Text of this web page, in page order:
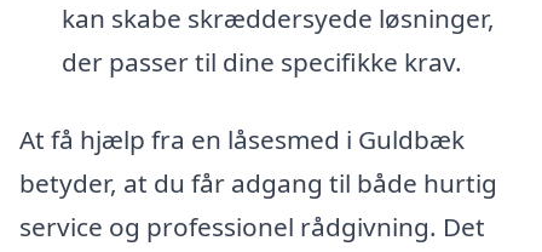
kan skabe skræddersyede løsninger,
der passer til dine specifikke krav.
At få hjælp fra en låsesmed i Guldbæk
betyder, at du får adgang til både hurtig
service og professionel rådgivning. Det